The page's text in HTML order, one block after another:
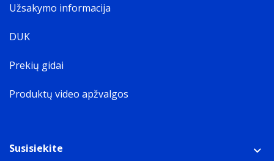
Užsakymo informacija
DUK
Prekių gidai
Produktų video apžvalgos
Susisiekite